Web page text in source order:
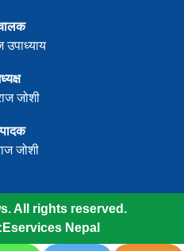
उपाध्याय
जोशी
जोशी
All rights reserved.
Eservices Nepal